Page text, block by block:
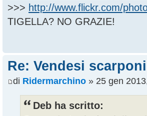
>>> http://www.flickr.com/
TIGELLA? NO GRAZIE!
Re: Vendesi
di Ridermarchino » 25 gen
Deb ha scritto: